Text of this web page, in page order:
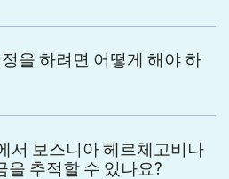
을 하려면 어떻게 해야 하
서 보스니아 헤르체고비나
을 추적할 수 있나요?